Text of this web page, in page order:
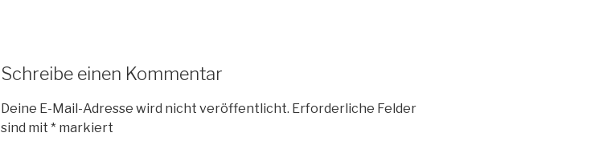
Schreibe einen Kommentar
Deine E-Mail-Adresse wird nicht veröffentlicht. Erforderliche Felder
sind mit * markiert